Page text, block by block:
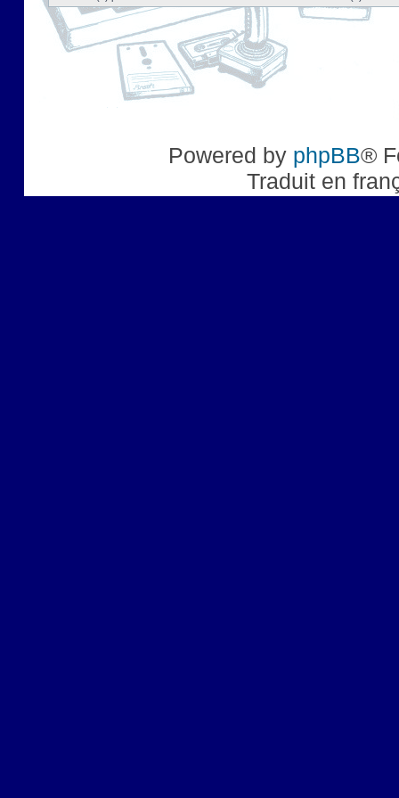
Powered by phpBB®
Traduit en